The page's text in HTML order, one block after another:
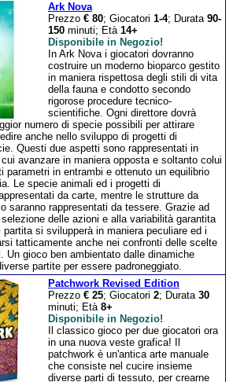
Ark Nova
Prezzo € 80; Giocatori 1-4; Durata 90-
150 minuti; Età 14+
Disponibile in Negozio!
In Ark Nova i giocatori dovranno
costruire un moderno bioparco gestito
in maniera rispettosa degli stili di vita
della fauna e condotto secondo
rigorose procedure tecnico-
scientifiche. Ogni direttore dovrà
numero di specie possibili per attirare
anche nello sviluppo di progetti di
Questi due aspetti sono rappresentati in
avanzare in maniera opposta e soltanto colui
parametri in entrambi e ottenuto un equilibrio
Le specie animali ed i progetti di
da carte, mentre le strutture da
saranno rappresentati da tessere. Grazie ad
delle azioni e alla variabilità garantita
si svilupperà in maniera peculiare ed i
tatticamente anche nei confronti delle scelte
Un gioco ben ambientato dalle dinamiche
partite per essere padroneggiato.
Patchwork Revised Edition
Prezzo € 25; Giocatori 2; Durata 30
minuti; Età 8+
Disponibile in Negozio!
Il classico gioco per due giocatori ora
in una nuova veste grafica! Il
patchwork è un'antica arte manuale
che consiste nel cucire insieme
diverse parti di tessuto, per crearne